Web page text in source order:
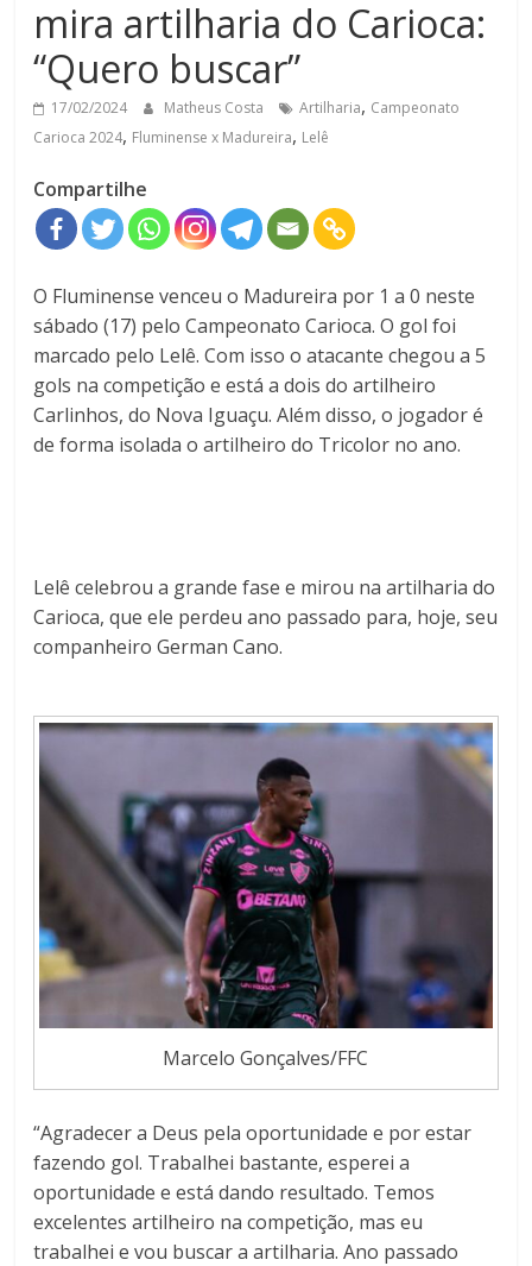
mira artilharia do Carioca:
“Quero buscar”
17/02/2024 Matheus Costa Artilharia, Campeonato
Carioca 2024, Fluminense x Madureira, Lelê
Compartilhe
O Fluminense venceu o Madureira por 1 a 0 neste
sábado (17) pelo Campeonato Carioca. O gol foi
marcado pelo Lelê. Com isso o atacante chegou a 5
gols na competição e está a dois do artilheiro
Carlinhos, do Nova Iguaçu. Além disso, o jogador é
de forma isolada o artilheiro do Tricolor no ano.
Lelê celebrou a grande fase e mirou na artilharia do
Carioca, que ele perdeu ano passado para, hoje, seu
companheiro German Cano.
Marcelo Gonçalves/FFC
“Agradecer a Deus pela oportunidade e por estar
fazendo gol. Trabalhei bastante, esperei a
oportunidade e está dando resultado. Temos
excelentes artilheiro na competição, mas eu
trabalhei e vou buscar a artilharia. Ano passado